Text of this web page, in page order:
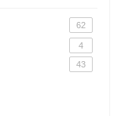
62
4
43